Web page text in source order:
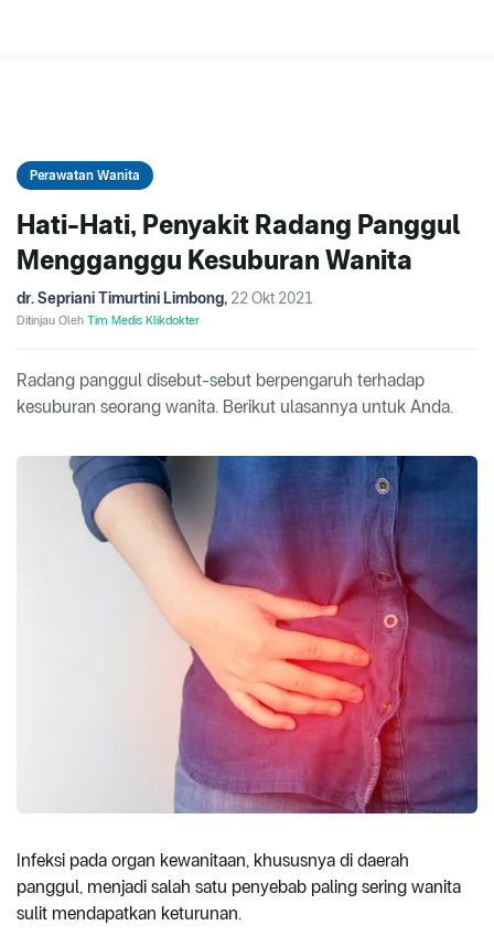
Perawatan Wanita
Hati-Hati, Penyakit Radang Panggul
Mengganggu Kesuburan Wanita
dr. Sepriani Timurtini Limbong, 22 Okt 2021
Ditinjau Oleh Tim Medis Klikdokter
Radang panggul disebut-sebut berpengaruh terhadap
kesuburan seorang wanita. Berikut ulasannya untuk Anda.
Infeksi pada organ kewanitaan, khususnya di daerah
panggul, menjadi salah satu penyebab paling sering wanita
sulit mendapatkan keturunan.